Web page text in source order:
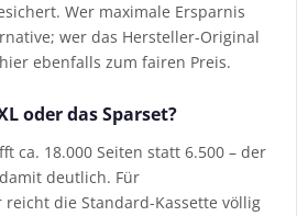
Wer maximale Ersparnis
wer das Hersteller-Original
ebenfalls zum fairen Preis.
oder das Sparset?
ca. 18.000 Seiten statt 6.500 – der
deutlich. Für
reicht die Standard-Kassette völlig